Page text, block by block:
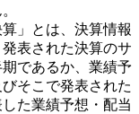
」とは、決算情報
表された決算のサ
であるか、業績予
そこで発表された
た業績予想・配当